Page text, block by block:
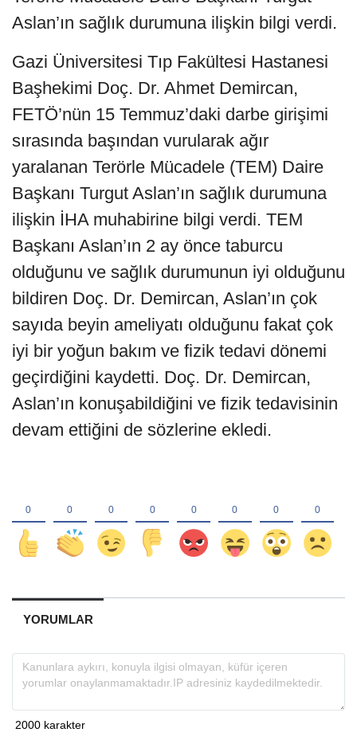
Aslan’ın sağlık durumuna ilişkin bilgi verdi.
Gazi Üniversitesi Tıp Fakültesi Hastanesi
Başhekimi Doç. Dr. Ahmet Demircan,
FETÖ’nün 15 Temmuz’daki darbe girişimi
sırasında başından vurularak ağır
yaralanan Terörle Mücadele (TEM) Daire
Başkanı Turgut Aslan’ın sağlık durumuna
ilişkin İHA muhabirine bilgi verdi. TEM
Başkanı Aslan’ın 2 ay önce taburcu
olduğunu ve sağlık durumunun iyi olduğunu
bildiren Doç. Dr. Demircan, Aslan’ın çok
sayıda beyin ameliyatı olduğunu fakat çok
iyi bir yoğun bakım ve fizik tedavi dönemi
geçirdiğini kaydetti. Doç. Dr. Demircan,
Aslan’ın konuşabildiğini ve fizik tedavisinin
devam ettiğini de sözlerine ekledi.
YORUMLAR